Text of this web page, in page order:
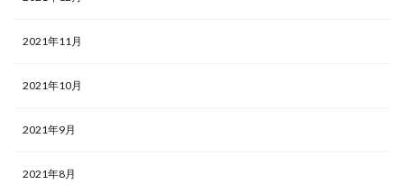
2021年11月
2021年10月
2021年9月
2021年8月